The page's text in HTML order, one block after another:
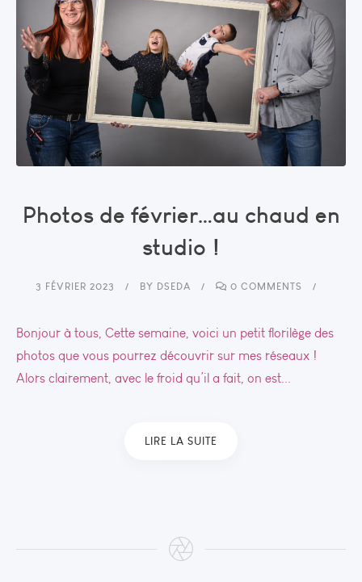
Photos de février…au chaud en
studio !
3 FÉVRIER 2023 BY DSEDA 0 COMMENTS
Bonjour à tous, Cette semaine, voici un petit florilège des
photos que vous pourrez découvrir sur mes réseaux !
Alors clairement, avec le froid qu’il a fait, on est...
LIRE LA SUITE